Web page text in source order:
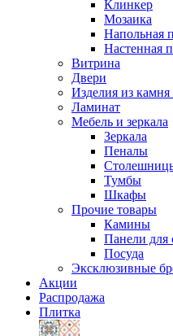
Клинкер
Мозаика
Напольная
Настенная
Витрина
Двери
Изделия из
Ламинат
Мебель и зеркала
Зеркала
Пеналы
Тумбы
Шкафы
Прочие товары
Камины
Панели для
Посуда
Эксклюзивные
Акции
Распродажа
Плитка